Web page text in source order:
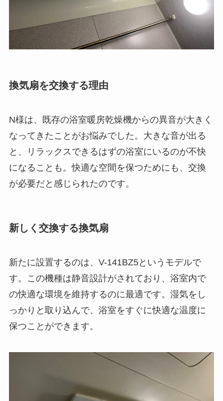
換気扇を交換する理由
N様は、既存の浴室暖房乾燥機からの異音が大きく
なってきたことがお悩みでした。大きな音が出る
と、リラックスできるはずの浴室にいるのが不快
になることも。快適な空間を保つためにも、交換
が必要だと感じられたのです。
新しく交換する換気扇
新たに設置するのは、V-141BZ5というモデルで
す。この機種は静音設計がされており、浴室内で
の快適な環境を維持するのに最適です。湿気をし
っかりと取り込んで、浴室をすぐに快適な温度に
保つことができます。